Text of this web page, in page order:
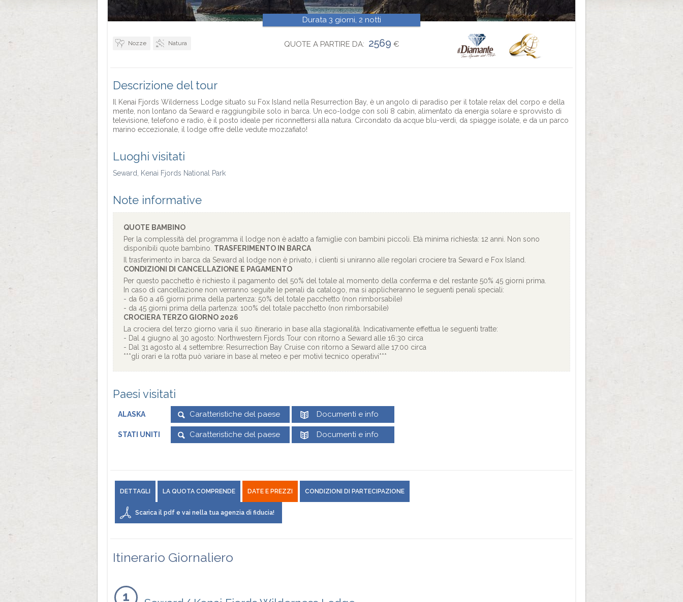
Durata 3 giorni, 2 notti
Nozze Natura QUOTE A PARTIRE DA: 2569 €
Descrizione del tour
Il Kenai Fjords Wilderness Lodge situato su Fox Island nella Resurrection Bay, è un angolo di paradiso per il totale relax del corpo e della
mente, non lontano da Seward e raggiungibile solo in barca. Un eco-lodge con soli 8 cabin, alimentato da energia solare e sprovvisto di
televisione, telefono e radio, è il posto ideale per riconnettersi alla natura. Circondato da acque blu-verdi, da spiagge isolate, e da un parco
marino eccezionale, il lodge offre delle vedute mozzafiato!
Luoghi visitati
Seward, Kenai Fjords National Park
Note informative
QUOTE BAMBINO
Per la complessità del programma il lodge non è adatto a famiglie con bambini piccoli. Età minima richiesta: 12 anni. Non sono
disponibili quote bambino. TRASFERIMENTO IN BARCA
Il trasferimento in barca da Seward al lodge non è privato, i clienti si uniranno alle regolari crociere tra Seward e Fox Island.
CONDIZIONI DI CANCELLAZIONE E PAGAMENTO
Per questo pacchetto è richiesto il pagamento del 50% del totale al momento della conferma e del restante 50% 45 giorni prima.
In caso di cancellazione non verranno seguite le penali da catalogo, ma si applicheranno le seguenti penali speciali:
- da 60 a 46 giorni prima della partenza: 50% del totale pacchetto (non rimborsabile)
- da 45 giorni prima della partenza: 100% del totale pacchetto (non rimborsabile)
CROCIERA TERZO GIORNO 2026
La crociera del terzo giorno varia il suo itinerario in base alla stagionalità. Indicativamente effettua le seguenti tratte:
- Dal 4 giugno al 30 agosto: Northwestern Fjords Tour con ritorno a Seward alle 16:30 circa
- Dal 31 agosto al 4 settembre: Resurrection Bay Cruise con ritorno a Seward alle 17:00 circa
***gli orari e la rotta può variare in base al meteo e per motivi tecnico operativi***
Paesi visitati
ALASKA Caratteristiche del paese Documenti e info
STATI UNITI Caratteristiche del paese Documenti e info
DETTAGLI LA QUOTA COMPRENDE DATE E PREZZI CONDIZIONI DI PARTECIPAZIONE
Scarica il pdf e vai nella tua agenzia di fiducia!
Itinerario Giornaliero
1